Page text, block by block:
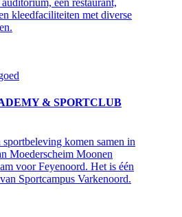
een restaurant,
kleedfaciliteiten met diverse
& SPORTCLUB
sportbeleving komen samen in
Moederscheim Moonen
voor Feyenoord. Het is één
Sportcampus Varkenoord.